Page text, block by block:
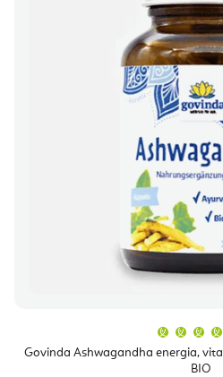
Govinda Ashwagandha energia,
BIO